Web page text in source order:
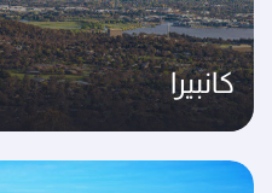
كانبيرا